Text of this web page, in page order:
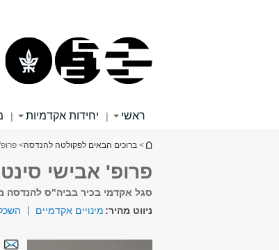
ראשי | יחידות אקדמיות |
הינך נמצא כאן
> ברוכים הבאים לפקולטה להנדסה>
פרופ' אבישי
סגל אקדמי בכיר בביה"ס להנדסה
ניווט מהיר: מינויים אקדמיים